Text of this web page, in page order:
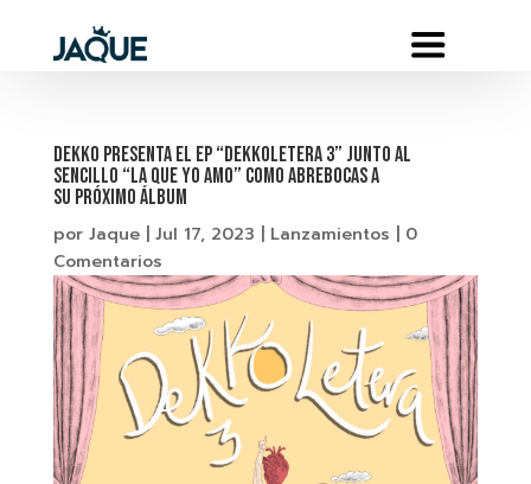
Dekko presenta el EP “Dekkoletera 3” junto al
sencillo “La Que Yo Amo” como abrebocas a
su próximo álbum
por Jaque| Jul 17, 2023 Lanzamientos
0
Comentarios